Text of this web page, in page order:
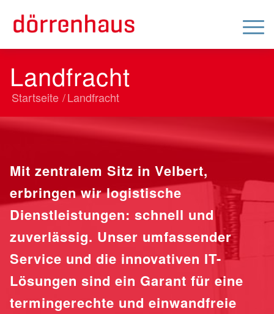
Landfracht
Startseite /Landfracht
Mit zentralem Sitz in Velbert,
erbringen wir logistische
Dienstleistungen: schnell und
zuverlässig. Unser umfassender
Service und die innovativen IT-
Lösungen sind ein Garant für eine
termingerechte und einwandfreie